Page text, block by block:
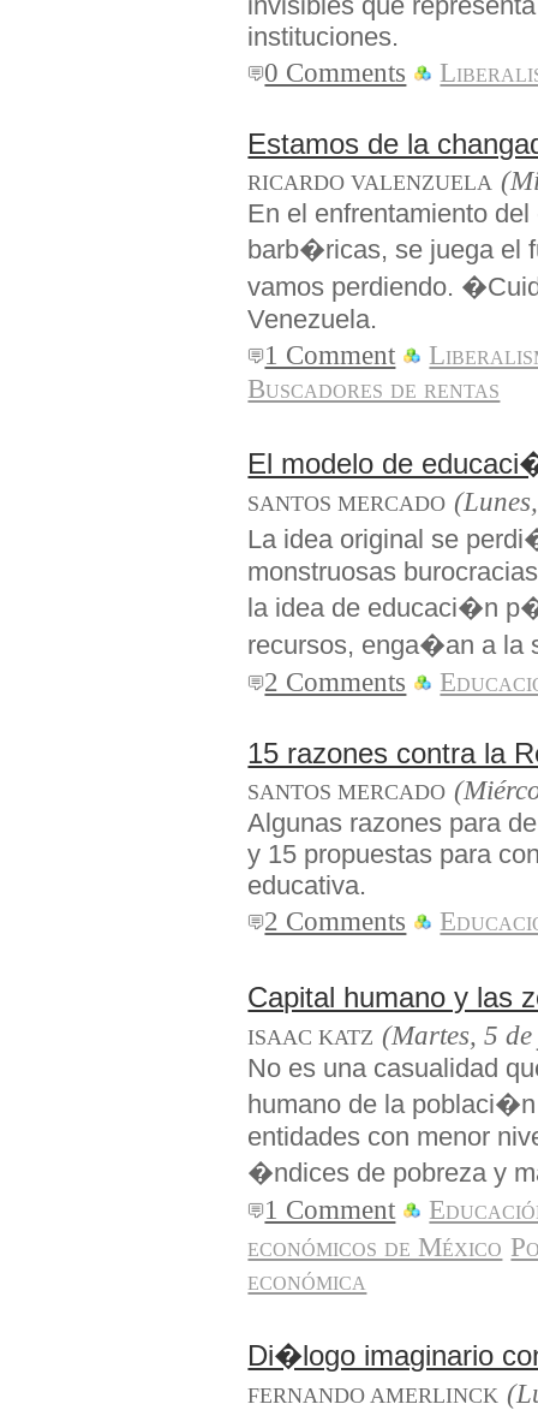
instituciones.
0 Comments
Estamos de la
RICARDO VALENZUELA
En el enfrentamiento
barb�ricas, se juega el
vamos perdiendo.
Venezuela.
1 Comment
Buscadores de rentas
El modelo de
SANTOS MERCADO
La idea original se
monstruosas
la idea de educaci�n
recursos, enga�an a la
2 Comments
15 razones contra la
SANTOS MERCADO
Algunas razones para
y 15 propuestas para
educativa.
2 Comments
Capital humano y las
ISAAC KATZ (Martes, 5
No es una casualidad
humano de la
entidades con menor
�ndices de pobreza y
1 Comment
económicos de México
económica
Di�logo imaginario
FERNANDO AMERLINCK